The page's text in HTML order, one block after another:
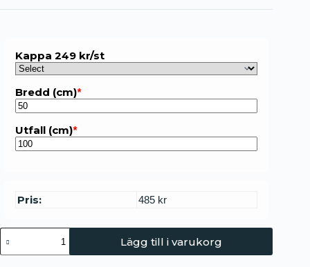
Kappa 249 kr/st
Bredd (cm)*
Utfall (cm)*
Pris: 485 kr
Lägg till i varukorg